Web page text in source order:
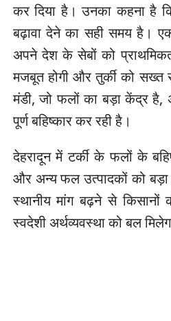
कर दिया है। उनका कहना है
बढ़ावा देने का सही समय है।
अपने देश के सेबों को
मजबूत होगी और तुर्की को सख्त
मंडी, जो फलों का बड़ा केंद्र है,
पूर्ण बहिष्कार कर रही है।
देहरादून में टर्की के फलों के
और अन्य फल उत्पादकों को बड़ा
स्थानीय मांग बढ़ने से किसानों
स्वदेशी अर्थव्यवस्था को बल